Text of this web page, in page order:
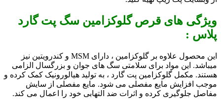
ویژگی های قرص گلوکزامین سگ پت گارد
پلاس :
این محصول علاوه بر گلوکزامین ، دارای MSM و کندرویتین نیز
میباشد. این مواد برای سلامتی سگ های جوان و بزرگسال الزامی
هستند. مکمل گلوکزامین پت گارد ، به تولید هیالورونیک کمک کرده و
موجب افزایش مایع مفصلی می شود. مایع مفصلی از سایش
مفاصل جلوگیری کرده و اثرات ضد التهابی خود را اعمال می کند.